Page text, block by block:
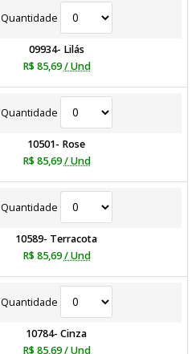
Quantidade
09934- Lilás
R$ 85,69 / Und
Quantidade
10501- Rose
R$ 85,69 / Und
Quantidade
10589- Terracota
R$ 85,69 / Und
Quantidade
10784- Cinza
R$ 85,69 / Und